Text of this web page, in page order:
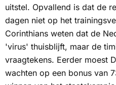
uitstel. Opvallend is dat de
dagen niet op het
Corinthians weten dat de
'virus' thuisblijft, maar de
vraagtekens. Eerder moest
wachten op een bonus van